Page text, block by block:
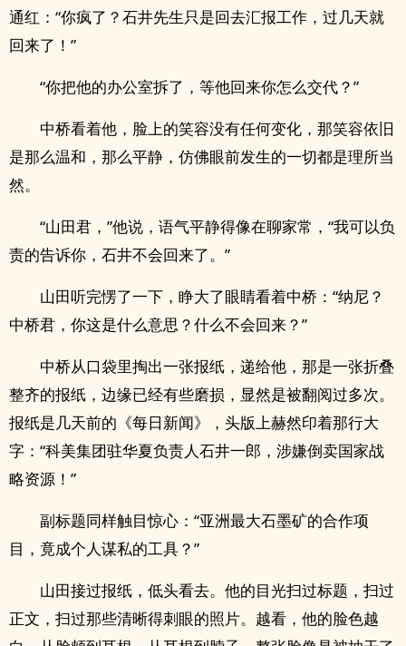
通红：“你疯了？石井先生只是回去汇报工作，过几天就
回来了！”
“你把他的办公室拆了，等他回来你怎么交代？”
中桥看着他，脸上的笑容没有任何变化，那笑容依旧
是那么温和，那么平静，仿佛眼前发生的一切都是理所当
然。
“山田君，”他说，语气平静得像在聊家常，“我可以负
责的告诉你，石井不会回来了。”
山田听完愣了一下，睁大了眼睛看着中桥：“纳尼？
中桥君，你这是什么意思？什么不会回来？”
中桥从口袋里掏出一张报纸，递给他，那是一张折叠
整齐的报纸，边缘已经有些磨损，显然是被翻阅过多次。
报纸是几天前的《每日新闻》，头版上赫然印着那行大
字：“科美集团驻华夏负责人石井一郎，涉嫌倒卖国家战
略资源！”
副标题同样触目惊心：“亚洲最大石墨矿的合作项
目，竟成个人谋私的工具？”
山田接过报纸，低头看去。他的目光扫过标题，扫过
正文，扫过那些清晰得刺眼的照片。越看，他的脸色越